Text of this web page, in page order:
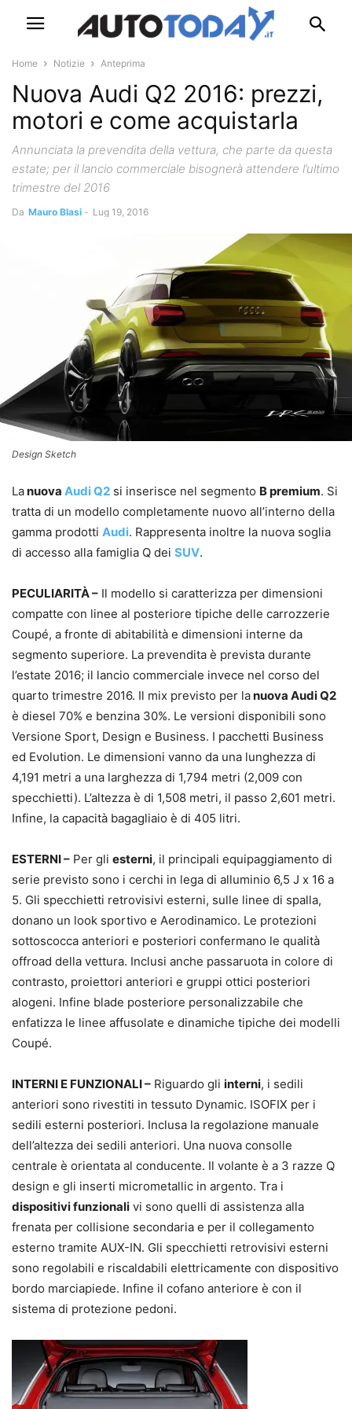
Home Notizie Anteprima
Nuova Audi Q2 2016: prezzi,
motori e come acquistarla
Annunciata la prevendita della vettura, che parte da questa
estate; per il lancio commerciale bisognerà attendere l’ultimo
trimestre del 2016
Da Mauro Blasi - Lug 19, 2016
Design Sketch
Lanuova Audi Q2 si inserisce nel segmento B premium. Si
tratta di un modello completamente nuovo all’interno della
gamma prodotti Audi. Rappresenta inoltre la nuova soglia
di accesso alla famiglia Q dei SUV.
PECULIARITÀ – Il modello si caratterizza per dimensioni
compatte con linee al posteriore tipiche delle carrozzerie
Coupé, a fronte di abitabilità e dimensioni interne da
segmento superiore. La prevendita è prevista durante
l’estate 2016; il lancio commerciale invece nel corso del
quarto trimestre 2016. Il mix previsto per lanuova Audi Q2
è diesel 70% e benzina 30%. Le versioni disponibili sono
Versione Sport, Design e Business. I pacchetti Business
ed Evolution. Le dimensioni vanno da una lunghezza di
4,191 metri a una larghezza di 1,794 metri (2,009 con
specchietti). L’altezza è di 1,508 metri, il passo 2,601 metri.
Infine, la capacità bagagliaio è di 405 litri.
ESTERNI – Per gli esterni, il principali equipaggiamento di
serie previsto sono i cerchi in lega di alluminio 6,5 J x 16 a
5. Gli specchietti retrovisivi esterni, sulle linee di spalla,
donano un look sportivo e Aerodinamico. Le protezioni
sottoscocca anteriori e posteriori confermano le qualità
offroad della vettura. Inclusi anche passaruota in colore di
contrasto, proiettori anteriori e gruppi ottici posteriori
alogeni. Infine blade posteriore personalizzabile che
enfatizza le linee affusolate e dinamiche tipiche dei modelli
Coupé.
INTERNI E FUNZIONALI – Riguardo gli interni, i sedili
anteriori sono rivestiti in tessuto Dynamic. ISOFIX per i
sedili esterni posteriori. Inclusa la regolazione manuale
dell’altezza dei sedili anteriori. Una nuova consolle
centrale è orientata al conducente. Il volante è a 3 razze Q
design e gli inserti micrometallic in argento. Tra i
dispositivi funzionali vi sono quelli di assistenza alla
frenata per collisione secondaria e per il collegamento
esterno tramite AUX-IN. Gli specchietti retrovisivi esterni
sono regolabili e riscaldabili elettricamente con dispositivo
bordo marciapiede. Infine il cofano anteriore è con il
sistema di protezione pedoni.